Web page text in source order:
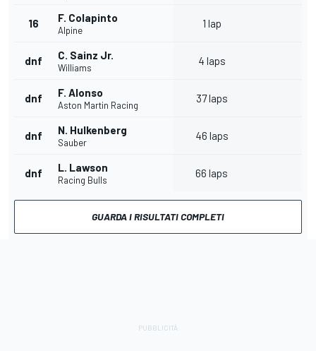
16 F. Colapinto
Alpine
1 lap
dnf C. Sainz Jr.
Williams
4 laps
dnf F. Alonso
Aston Martin Racing
37 laps
dnf N. Hulkenberg
Sauber
46 laps
dnf L. Lawson
Racing Bulls
66 laps
GUARDA I RISULTATI COMPLETI